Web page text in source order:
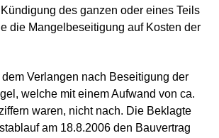
des ganzen oder eines Teils
die Mangelbeseitigung auf Kosten der
Verlangen nach Beseitigung der
welche mit einem Aufwand von ca.
waren, nicht nach. Die Beklagte
am 18.8.2006 den Bauvertrag